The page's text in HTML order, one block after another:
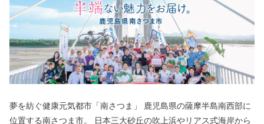
夢を紡ぐ健康元気都市「南さつま」 鹿児島県の薩摩半島南西部に
位置する南さつま市。 日本三大砂丘の吹上浜やリアス式海岸から